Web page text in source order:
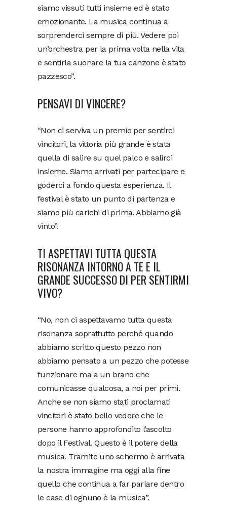
siamo vissuti tutti insieme ed è stato
emozionante. La musica continua a
sorprenderci sempre di più. Vedere poi
un’orchestra per la prima volta nella vita
e sentirla suonare la tua canzone è stato
pazzesco”.
PENSAVI DI VINCERE?
“Non ci serviva un premio per sentirci
vincitori, la vittoria più grande è stata
quella di salire su quel palco e salirci
insieme. Siamo arrivati per partecipare e
goderci a fondo questa esperienza. Il
festival è stato un punto di partenza e
siamo più carichi di prima. Abbiamo già
vinto”.
TI ASPETTAVI TUTTA QUESTA
RISONANZA INTORNO A TE E IL
GRANDE SUCCESSO DI PER SENTIRMI
VIVO?
“No, non ci aspettavamo tutta questa
risonanza soprattutto perché quando
abbiamo scritto questo pezzo non
abbiamo pensato a un pezzo che potesse
funzionare ma a un brano che
comunicasse qualcosa, a noi per primi.
Anche se non siamo stati proclamati
vincitori è stato bello vedere che le
persone hanno approfondito l’ascolto
dopo il Festival. Questo è il potere della
musica. Tramite uno schermo è arrivata
la nostra immagine ma oggi alla fine
quello che continua a far parlare dentro
le case di ognuno è la musica”.